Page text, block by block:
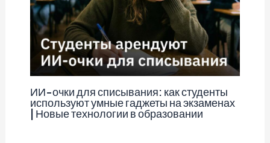
ИИ-очки для списывания: как студенты
используют умные гаджеты на экзаменах
| Новые технологии в образовании